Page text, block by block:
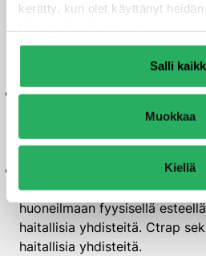
kerätty, kun olet käyttänyt
Salli
Muokkaa
Kiellä
käyttötapansa puolesta.
ainutlaatuisen ratkaisun
Keskeisimmät erot muihin
Ilmanpuhdistimet kierrättävät
epäpuhtauksia, mutta toimivat
jatkuvasti ilman energiaa.
Kapselointi (esim. epoksilla tai
estää haitallisten aineiden
huoneilmaan fyysisellä
haitallisia yhdisteitä. Ctrap
haitallisia yhdisteitä.